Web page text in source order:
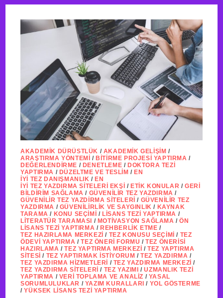
AKADEMIK DÜRÜSTLÜK / AKADEMIK GELIŞIM /
ARAŞTIRMA YÖNTEMI
/ BITIRME PROJESI YAPTIRMA /
DEĞERLENDIRME / DENETLEME / DOKTORA TEZI
YAPTIRMA / DÜZELTME VE TESLIM / EN
IYI TEZ DANIŞMANLIK / EN
IYI TEZ YAZDIRMA SITELERI EKŞI / ETIK KONULAR /GERI
BILDIRIM SAĞLAMA / GÜVENILIR TEZ YAZDIRMA /
GÜVENILIR TEZ YAZDIRMA SITELERI / GÜVENILIR TEZ
YAZDIRMA / GÜVENILIRLIK VE SAYGINLIK / KAYNAK
TARAMA / KONU SEÇIMI / LISANS TEZI YAPTIRMA /
LITERATÜR TARAMASI / MOTIVASYON SAĞLAMA /ÖN
LISANS TEZI YAPTIRMA / REHBERLIK ETME /
TEZ HAZIRLAMA MERKEZI / TEZ KONUSU SEÇIMI / TEZ
ÖDEVI YAPTIRMA /TEZ ÖNERI FORMU /TEZ ÖNERISI
HAZIRLAMA /TEZ YAPTIRMA MERKEZI /TEZ YAPTIRMA
SITESI / TEZ YAPTIRMAK İSTIYORUM /TEZ YAZDIRMA /
TEZ YAZDIRMA HIZMETLERI
/ TEZ YAZDIRMA MERKEZI /
TEZ YAZDIRMA SITELERI / TEZ YAZIMI /UZMANLIK TEZI
YAPTIRMA / VERI TOPLAMA VE ANALIZ / YASAL
SORUMLULUKLAR / YAZIM KURALLARI / YOL GÖSTERME
/YÜKSEK LISANS TEZI YAPTIRMA